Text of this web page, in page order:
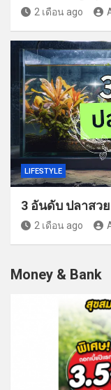
2 เดือน ago
LIFESTYLE
3 อันดับ ปลาสว
2 เดือน ago
Money & Bank